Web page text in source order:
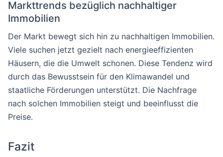
Markttrends bezüglich nachhaltiger
Immobilien
Der Markt bewegt sich hin zu nachhaltigen Immobilien.
Viele suchen jetzt gezielt nach energieeffizienten
Häusern, die die Umwelt schonen. Diese Tendenz wird
durch das Bewusstsein für den Klimawandel und
staatliche Förderungen unterstützt. Die Nachfrage
nach solchen Immobilien steigt und beeinflusst die
Preise.
Fazit